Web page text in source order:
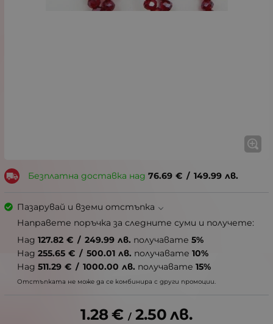
Безплатна доставка над 76.69 € / 149.99 лв.
Пазарувай и вземи отстъпка
Направете поръчка за следните суми и получете:
Над 127.82 € / 249.99 лв. получавате 5%
Над 255.65 € / 500.01 лв. получавате 10%
Над 511.29 € / 1000.00 лв. получавате 15%
Отстъпката не може да се комбинира с други промоции.
1.28€ / 2.50 лв.